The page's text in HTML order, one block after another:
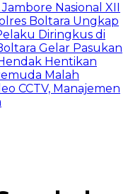
Nasional XII
Boltara Ungkap
Diringkus di
Gelar Pasukan
Hentikan
Malah
CCTV, Manajemen